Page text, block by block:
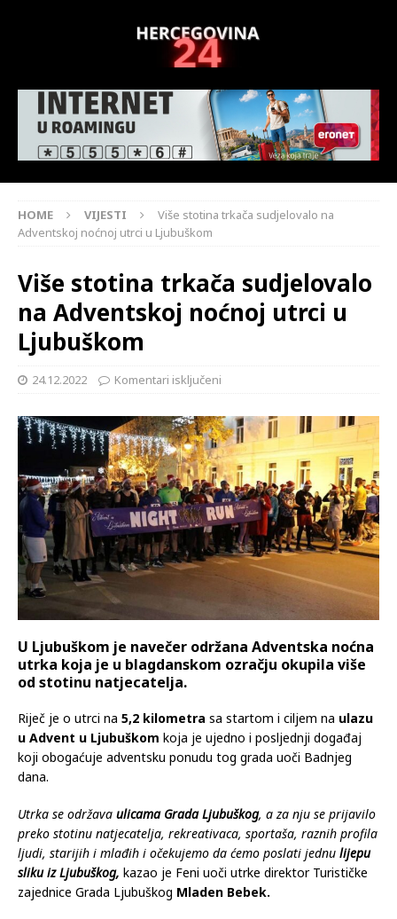
HOME VIJESTI
Više stotina trkača sudjelovalo na
Adventskoj noćnoj utrci u Ljubuškom
Više stotina trkača sudjelovalo
na Adventskoj noćnoj utrci u
Ljubuškom
24.12.2022 Komentari isključeni
U Ljubuškom je navečer održana Adventska noćna
utrka koja je u blagdanskom ozračju okupila više
od stotinu natjecatelja.
Riječ je o utrci na 5,2 kilometra sa startom i ciljem na ulazu
u Advent u Ljubuškom koja je ujedno i posljednji događaj
koji obogaćuje adventsku ponudu tog grada uoči Badnjeg
dana.
Utrka se održava ulicama Grada Ljubuškog, a za nju se prijavilo
preko stotinu natjecatelja, rekreativaca, sportaša, raznih profila
ljudi, starijih i mlađih i očekujemo da ćemo poslati jednu lijepu
sliku iz Ljubuškog, kazao je Feni uoči utrke direktor Turističke
zajednice Grada Ljubuškog Mladen Bebek.